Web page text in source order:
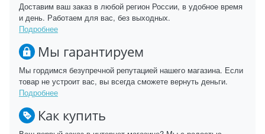
Доставим ваш заказ в любой регион России, в удобное время
и день. Работаем для вас, без выходных.
Подробнее
Мы гарантируем
Мы гордимся безупречной репутацией нашего магазина. Если
товар не устроит вас, вы всегда сможете вернуть деньги.
Подробнее
Как купить